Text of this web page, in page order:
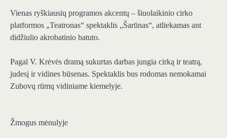
Vienas ryškiausių programos akcentų – šiuolaikinio cirko
platformos „Teatronas“ spektaklis „Šarūnas“, atliekamas ant
didžiulio akrobatinio batuto.
Pagal V. Krėvės dramą sukurtas darbas jungia cirką ir teatrą,
judesį ir vidines būsenas. Spektaklis bus rodomas nemokamai
Zubovų rūmų vidiniame kiemelyje.
Žmogus mėnulyje